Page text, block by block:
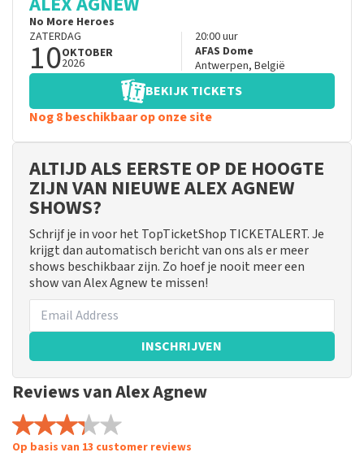
No More Heroes
ZATERDAG
10OKTOBER
2026
20:00uur
AFAS Dome
Antwerpen, België
BEKIJK TICKETS
Nog 8 beschikbaar op onze site
ALTIJD ALS EERSTE OP DE HOOGTE
ZIJN VAN NIEUWE ALEX AGNEW
SHOWS?
Schrijf je in voor het TopTicketShop TICKETALERT. Je
krijgt dan automatisch bericht van ons als er meer
shows beschikbaar zijn. Zo hoef je nooit meer een
show van Alex Agnew te missen!
INSCHRIJVEN
Reviews van Alex Agnew
Op basis van 13 customer reviews